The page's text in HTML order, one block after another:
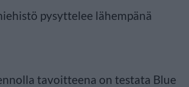
pysyttelee lähempänä
tavoitteena on testata Blue